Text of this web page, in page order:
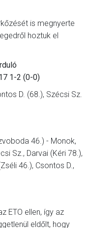
is megnyerte
hoztuk el
1-2 (0-0)
D. (68.), Szécsi Sz.
46.) - Monok,
Sz., Darvai (Kéri 78.),
46.), Csontos D.,
ETO ellen, így az
eldőlt, hogy